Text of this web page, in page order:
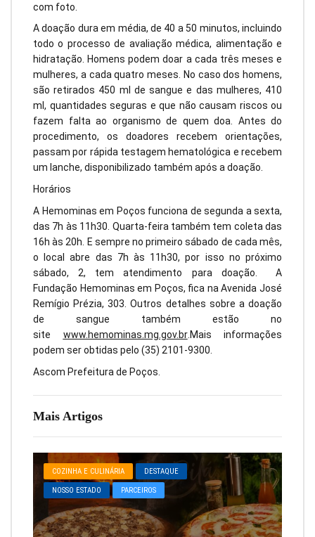
Mais Artigos
COZINHA E CULINÁRIA DESTAQUE
NOSSO ESTADO PARCEIROS
com foto.
A doação dura em média, de 40 a 50 minutos, incluindo
todo o processo de avaliação médica, alimentação e
hidratação. Homens podem doar a cada três meses e
mulheres, a cada quatro meses. No caso dos homens,
são retirados 450 ml de sangue e das mulheres, 410
ml, quantidades seguras e que não causam riscos ou
fazem falta ao organismo de quem doa. Antes do
procedimento, os doadores recebem orientações,
passam por rápida testagem hematológica e recebem
um lanche, disponibilizado também após a doação.
Horários
A Hemominas em Poços funciona de segunda a sexta,
das 7h às 11h30. Quarta-feira também tem coleta das
16h às 20h. E sempre no primeiro sábado de cada mês,
o local abre das 7h às 11h30, por isso no próximo
sábado, 2, tem atendimento para doação. A
Fundação Hemominas em Poços, fica na Avenida José
Remígio Prézia, 303. Outros detalhes sobre a doação
de sangue também estão no
site www.hemominas.mg.gov.br.Mais informações
podem ser obtidas pelo (35) 2101-9300.
Ascom Prefeitura de Poços.